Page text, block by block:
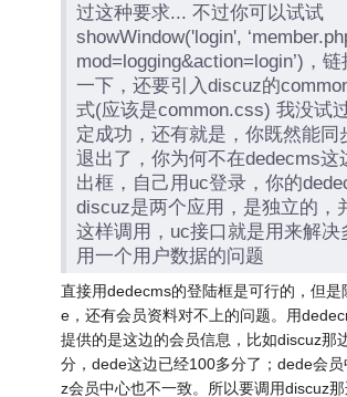
过这种要求... 不过你可以试试
showWindow('login',
mod=logging&action=login’)，
一下，还要引入discuz的
式(应该是common.css) 我没试
定成功，还有就是，你既然能同
退出了，你为何不在dedecms这
出框，自己用uc登录，你的
discuz是两个应用，是独立的，
这样调用，uc接口就是用来解决
用一个用户数据的问题
直接用dedecms的登陆框是可行的，但是
e，还有会员资料对不上的问题。用
提供的是这边的会员信息，比如discuz那
分，dede这边已经100多分了；dede会
z会员中心也不一致。所以要调用discuz那